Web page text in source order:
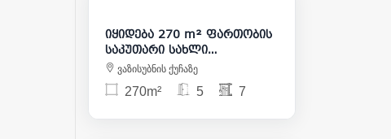
იყიდება 270 m² ფართობის
საკუთარი სახლი
საბურთალოზე
ვაზისუბნის ქუჩაზე
270m² 5 7